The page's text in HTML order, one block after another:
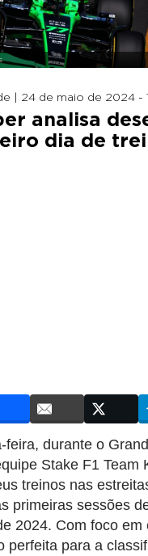
| 24 de maio de 2024 -
analisa
dia de
feira, durante o
Stake F1 Team
treinos nas
primeiras sessões
2024. Com foco em
perfeita para a